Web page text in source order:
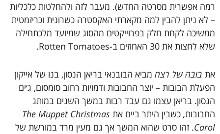
רמה אפשרית מסרטה החדש). מעבר לזה ולהחלטות כלכליות
– לא ניתן להבין למה מקארתי האקסטרה כשרונית וכריזמטית
ממשיכה לקחת חלק בפרוייקטים מהסוג שמיועד מלכתחילה
שלא לחצות את האחוזים ב-Rotten Tomatoes.
את בובה של רצח מביא הבובנאי בריאן הנסון, בנו של אייקון
הפעלת הבובות – יוצר החבובות ודמויות רחוב סומסום, ג׳ים
הנסון. בריאן עצמו גם עבד רבות במשך השנים במותג
החבובות, כשבין היתר ביים את The Muppet Christmas
Carol
. זהו סרט שהוא המשך אך גם מעין מרד במורשת של